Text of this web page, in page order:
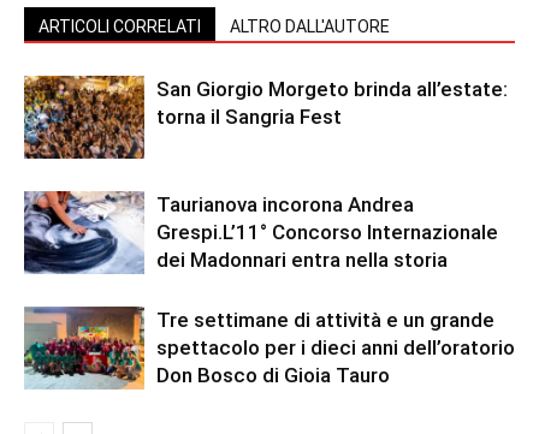
ARTICOLI CORRELATI ALTRO DALL'AUTORE
San Giorgio Morgeto brinda all’estate:
torna il Sangria Fest
Taurianova incorona Andrea
Grespi.L’11° Concorso Internazionale
dei Madonnari entra nella storia
Tre settimane di attività e un grande
spettacolo per i dieci anni dell’oratorio
Don Bosco di Gioia Tauro